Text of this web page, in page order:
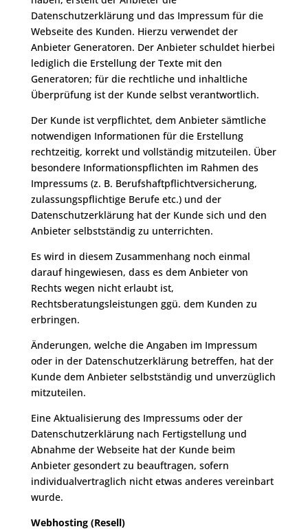
Datenschutzerklärung und das Impressum für die
Webseite des Kunden. Hierzu verwendet der
Anbieter Generatoren. Der Anbieter schuldet hierbei
lediglich die Erstellung der Texte mit den
Generatoren; für die rechtliche und inhaltliche
Überprüfung ist der Kunde selbst verantwortlich.
Der Kunde ist verpflichtet, dem Anbieter sämtliche
notwendigen Informationen für die Erstellung
rechtzeitig, korrekt und vollständig mitzuteilen. Über
besondere Informationspflichten im Rahmen des
Impressums (z. B. Berufshaftpflichtversicherung,
zulassungspflichtige Berufe etc.) und der
Datenschutzerklärung hat der Kunde sich und den
Anbieter selbstständig zu unterrichten.
Es wird in diesem Zusammenhang noch einmal
darauf hingewiesen, dass es dem Anbieter von
Rechts wegen nicht erlaubt ist,
Rechtsberatungsleistungen ggü. dem Kunden zu
erbringen.
Änderungen, welche die Angaben im Impressum
oder in der Datenschutzerklärung betreffen, hat der
Kunde dem Anbieter selbstständig und unverzüglich
mitzuteilen.
Eine Aktualisierung des Impressums oder der
Datenschutzerklärung nach Fertigstellung und
Abnahme der Webseite hat der Kunde beim
Anbieter gesondert zu beauftragen, sofern
individualvertraglich nicht etwas anderes vereinbart
wurde.
Webhosting (Resell)